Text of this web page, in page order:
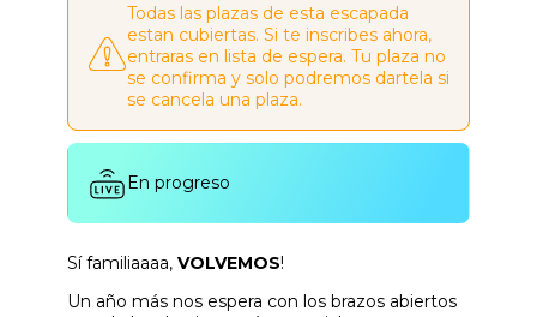
Todas las plazas de esta escapada
estan cubiertas. Si te inscribes ahora,
entraras en lista de espera. Tu plaza no
se confirma y solo podremos dartela si
se cancela una plaza.
En progreso
Sí familiaaaa, VOLVEMOS!
Un año más nos espera con los brazos abiertos